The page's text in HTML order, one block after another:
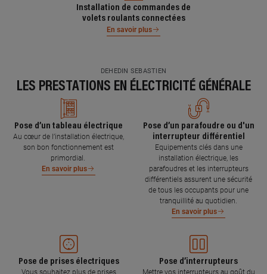
Installation de commandes de
volets roulants connectées
En savoir plus
DEHEDIN SEBASTIEN
LES PRESTATIONS EN ÉLECTRICITÉ GÉNÉRALE
Pose d’un tableau électrique
Au cœur de l’installation électrique,
son bon fonctionnement est
primordial.
En savoir plus
Pose d’un parafoudre ou d'un
interrupteur différentiel
Equipements clés dans une
installation électrique, les
parafoudres et les interrupteurs
différentiels assurent une sécurité
de tous les occupants pour une
tranquillité au quotidien.
En savoir plus
Pose de prises électriques
Vous souhaitez plus de prises
Pose d’interrupteurs
Mettre vos interrupteurs au goût du